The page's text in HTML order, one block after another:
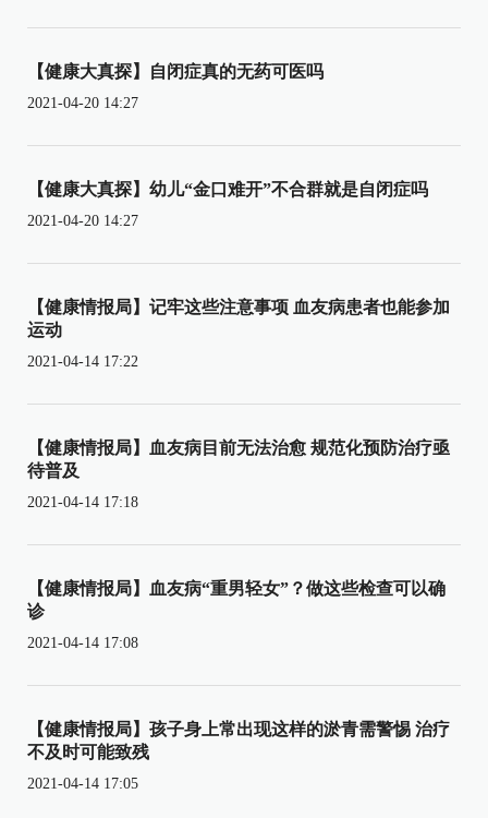
【健康大真探】自闭症真的无药可医吗
2021-04-20 14:27
【健康大真探】幼儿“金口难开”不合群就是自闭症吗
2021-04-20 14:27
【健康情报局】记牢这些注意事项 血友病患者也能参加
运动
2021-04-14 17:22
【健康情报局】血友病目前无法治愈 规范化预防治疗亟
待普及
2021-04-14 17:18
【健康情报局】血友病“重男轻女”？做这些检查可以确
诊
2021-04-14 17:08
【健康情报局】孩子身上常出现这样的淤青需警惕 治疗
不及时可能致残
2021-04-14 17:05